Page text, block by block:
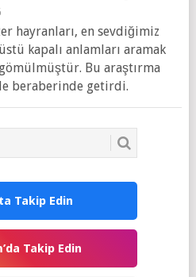
hayranları, en sevdiğimiz
kapalı anlamları aramak
Bu araştırma
beraberinde getirdi.
Takip Edin
Takip Edin